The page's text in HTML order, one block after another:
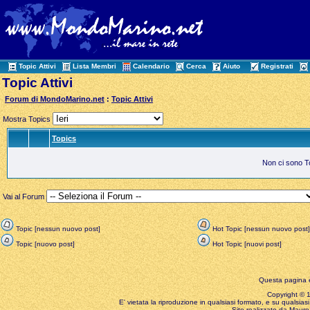
Topic Attivi Lista Membri Calendario Cerca Aiuto Registrati
Topic Attivi
Forum di MondoMarino.net :Topic Attivi
Mostra Topics
Topics
Non ci sono
Vai al Forum
Topic [nessun nuovo post]
Hot Topic [nessun nuovo post]
Topic [nuovo post]
Hot Topic [nuovi post]
Questa pagina
Copyright ©
E' vietata la riproduzione in qualsiasi formato, e su